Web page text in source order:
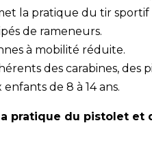
la pratique du tir sportif
de rameneurs.
à mobilité réduite.
des carabines, des
de 8 à 14 ans.
pratique du pistolet et